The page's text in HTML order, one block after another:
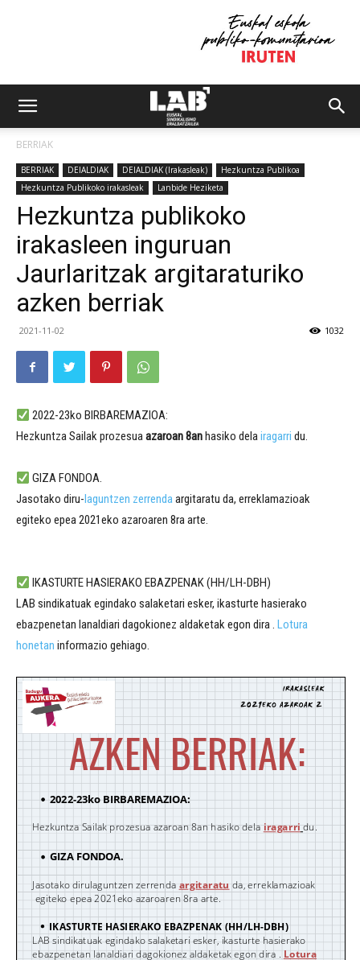
BERRIAK
BERRIAK DEIALDIAK DEIALDIAK (Irakasleak)
Hezkuntza Publikoa
Hezkuntza Publikoko irakasleak
Lanbide Heziketa
Hezkuntza publikoko
irakasleen inguruan
Jaurlaritzak argitaraturiko
azken berriak
2021-11-02 1032
2022-23ko BIRBAREMAZIOA:
Hezkuntza Sailak prozesuaazaroan 8anhasiko delairagarri du.
GIZA FONDOA.
Jasotako diru-laguntzen zerrendaargitaratu da, erreklamazioak
egiteko epea 2021eko azaroaren 8ra arte.
IKASTURTE HASIERAKO EBAZPENAK (HH/LH-DBH)
LAB sindikatuak egindako salaketari esker, ikasturte hasierako
ebazpenetan lanaldiari dagokionez aldaketak egon dira . Lotura
honetan informazio gehiago.